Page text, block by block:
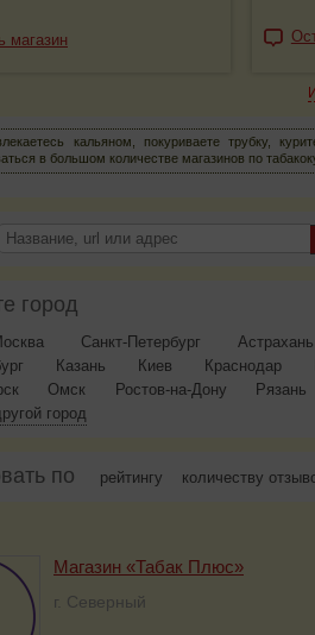
магазин
кальяном, покуриваете трубку,
в большом количестве магазинов по
город
Санкт-Петербург Астрахань
Казань Киев Краснодар
Омск Ростов-на-Дону Рязань
город
по рейтингу количеству
Магазин «Табак Плюс»
г. Северный